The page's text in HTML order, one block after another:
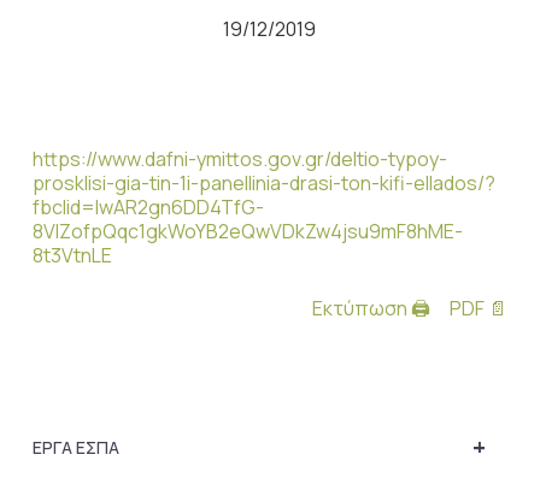
19/12/2019
https://www.dafni-ymittos.gov.gr/deltio-typoy-
prosklisi-gia-tin-1i-panellinia-drasi-ton-kifi-ellados/?
fbclid=IwAR2gn6DD4TfG-
8VlZofpQqc1gkWoYB2eQwVDkZw4jsu9mF8hME-
8t3VtnLE
Εκτύπωση 🖨
PDF 📄
+
ΕΡΓΑ ΕΣΠΑ